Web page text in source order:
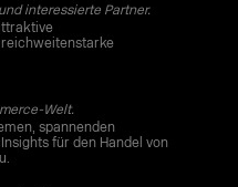
interessierte Partner.
Welt.
spannenden
für den Handel von